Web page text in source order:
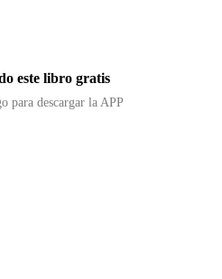
este libro gratis
para descargar la APP